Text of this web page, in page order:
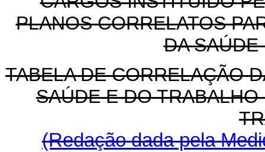
PLANOS CORRELATOS
DA
TABELA DE CORRELAÇÃO
SAÚDE E DO
(Redação dada pela